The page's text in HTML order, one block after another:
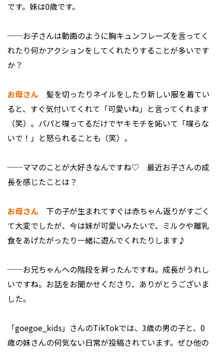
です。妹は0歳です。
──お子さんは動画のように胸キュンフレーズを言ってく
れたり何かアクションをしてくれたりすることが多いです
か？
お母さん 髪を切ったりネイルをしたり新しい服を着てい
ると、すぐ気付いてくれて「可愛いね」と言ってくれます
（笑）。パパと喋ってるだけでヤキモチを妬いて「喋らな
いで！」と怒られることも（笑）。
──ママのことが大好きなんですね♡ 最近お子さんの成
長を感じたことは？
お母さん 下の子が生まれてすぐは赤ちゃん返りがすごく
て大変でしたが、今は妹が可愛いみたいで、ミルクや離乳
食をあげたがったり一緒に遊んでくれたりします♪
──お兄ちゃんへの階段を昇ったんですね。成長がうれし
いですね。お話をお聞かせくださり、ありがとうございま
した。
「goegoe_kids」さんのTikTokでは、3歳の男の子と、0
歳の妹さんの何気ない日常が投稿されています。ぜひ他の